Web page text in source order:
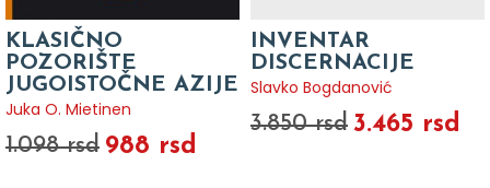
KLASIČNO
POZORIŠTE
JUGOISTOČNE AZIJE
Juka O. Mietinen
1.098 rsd 988 rsd
INVENTAR
DISCERNACIJE
Slavko Bogdanović
3.850 rsd 3.465 rsd